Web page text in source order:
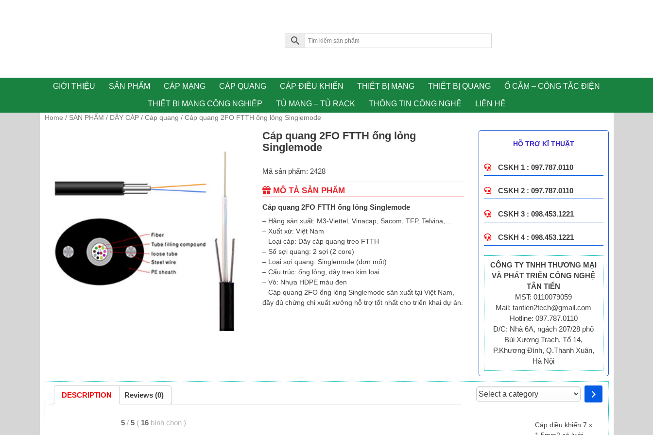
GIỚI THIỆU SẢN PHẨM CÁP MẠNG CÁP QUANG CÁP ĐIỀU KHIỂN THIẾT BỊ MẠNG THIẾT BỊ QUANG Ổ CẮM – CÔNG TẮC ĐIỆN
THIẾT BỊ MẠNG CÔNG NGHIỆP TỦ MẠNG – TỦ RACK THÔNG TIN CÔNG NGHỆ LIÊN HỆ
Home / SẢN PHẨM / DÂY CÁP/ Cáp quang / Cáp quang 2FO FTTH ống lỏng Singlemode
Cáp quang 2FO FTTH ống lỏng
Singlemode
Mã sản phẩm: 2428
MÔ TẢ SẢN PHẨM
Cáp quang 2FO FTTH ống lỏng Singlemode
– Hãng sản xuất: M3-Viettel, Vinacap, Sacom, TFP, Telvina,…
– Xuất xứ: Việt Nam
– Loại cáp: Dây cáp quang treo FTTH
– Số sợi quang: 2 sợi (2 core)
– Loại sợi quang: Singlemode (đơn mốt)
– Cấu trúc: ống lỏng, dây treo kim loại
– Vỏ: Nhựa HDPE màu đen
– Cáp quang 2FO ống lỏng Singlemode sản xuất tại Việt Nam,
đầy đủ chứng chỉ xuất xưởng hỗ trợ tốt nhất cho triển khai dự án.
HỖ TRỢ KĨ THUẬT
CSKH 1 : 097.787.0110
CSKH 2 : 097.787.0110
CSKH 3 : 098.453.1221
CSKH 4 : 098.453.1221
CÔNG TY TNHH THƯƠNG MẠI
VÀ PHÁT TRIỂN CÔNG NGHỆ
TÂN TIẾN
MST: 0110079059
Mail: tantien2tech@gmail.com
Hotline: 097.787.0110
Đ/C: Nhà 6A, ngách 207/28 phố
Bùi Xương Trạch, Tổ 14,
P.Khương Đình, Q.Thanh Xuân,
Hà Nội
DESCRIPTION Reviews (0)
5 / 5 ( 16 bình chọn )
Select
a
Cáp điều khiển 7 x